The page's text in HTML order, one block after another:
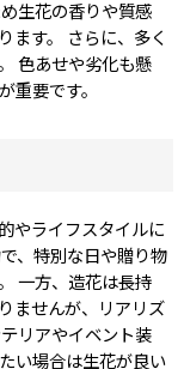
生花の香りや質感
ます。 さらに、多く
色あせや劣化も懸
重要です。
やライフスタイルに
、特別な日や贈り物
一方、造花は長持
ませんが、リアリズ
リアやイベント装
い場合は生花が良い